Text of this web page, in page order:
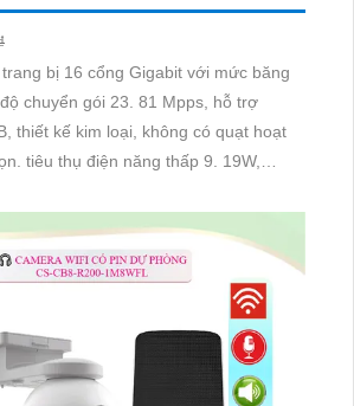
bị 16 cổng Gigabit với mức băng
chuyển gói 23. 81 Mpps, hỗ trợ
thiết kế kim loại, không có quạt hoạt